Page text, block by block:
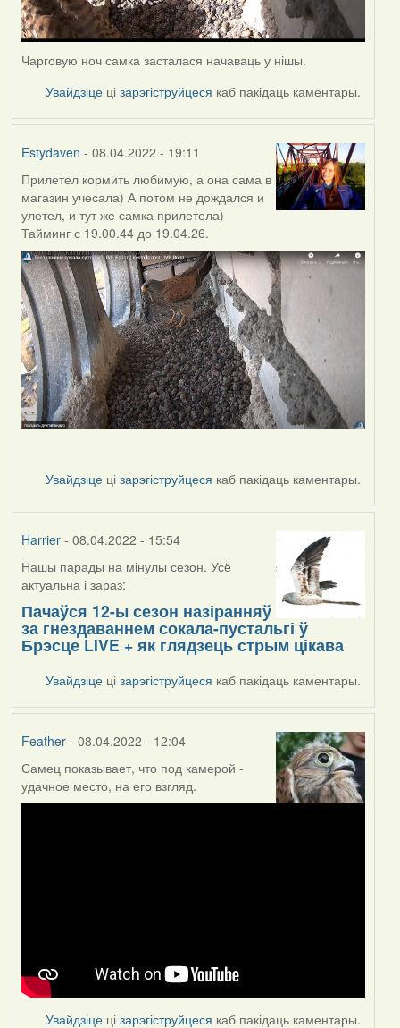
Чарговую ноч самка засталася начаваць у нішы.
Увайдзіце цізарэгіструйцеся каб пакідаць каментары.
Estydaven - 08.04.2022 - 19:11
Прилетел кормить любимую, а она сама в
магазин учесала) А потом не дождался и
улетел, и тут же самка прилетела)
Тайминг с 19.00.44 до 19.04.26.
Увайдзіце цізарэгіструйцеся каб пакідаць каментары.
Harrier- 08.04.2022 - 15:54
Нашы парады на мінулы сезон. Усё
актуальна і зараз:
Пачаўся 12-ы сезон назіранняў
за гнездаваннем сокала-пустальгі ў
Брэсце LIVE + як глядзець стрым цікава
Увайдзіце цізарэгіструйцеся каб пакідаць каментары.
Feather- 08.04.2022 - 12:04
Самец показывает, что под камерой -
удачное место, на его взгляд.
Увайдзіце цізарэгіструйцеся каб пакідаць каментары.